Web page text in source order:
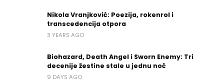
Nikola Vranjković: Poezija, rokenrol i
transcedencija otpora
3 YEARS AGO
Biohazard, Death Angel i Sworn Enemy: Tri
decenije žestine stale u jednu noć
9 DAYS AGO